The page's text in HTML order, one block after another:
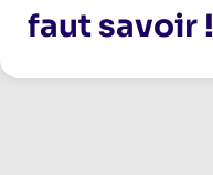
faut savoir !